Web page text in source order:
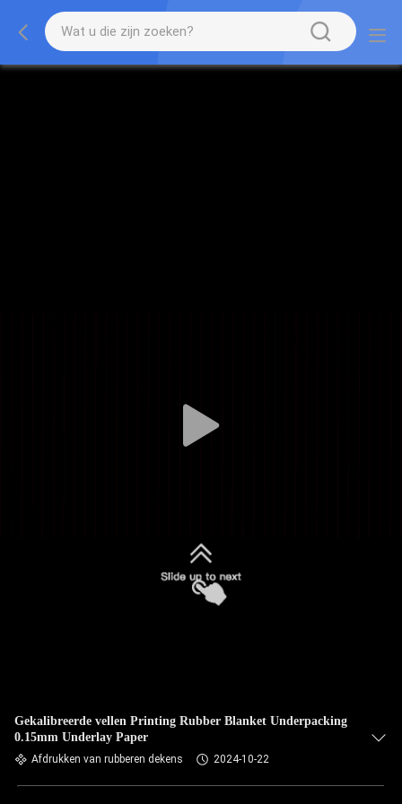
Gekalibreerde vellen Printing Rubber Blanket Underpacking
0.15mm Underlay Paper
Afdrukken van rubberen dekens 2024-10-22